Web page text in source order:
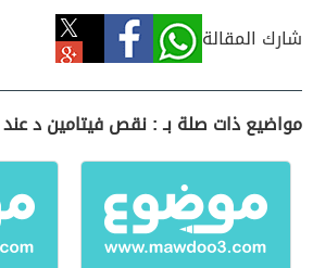
شارك المقالة
مواضيع ذات صلة بـ : نقص فيتامين د عند